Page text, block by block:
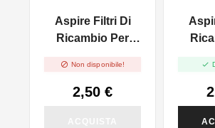
Aspire Filtri Di
Ricambio Per
 Non disponibile!
2,50 €
